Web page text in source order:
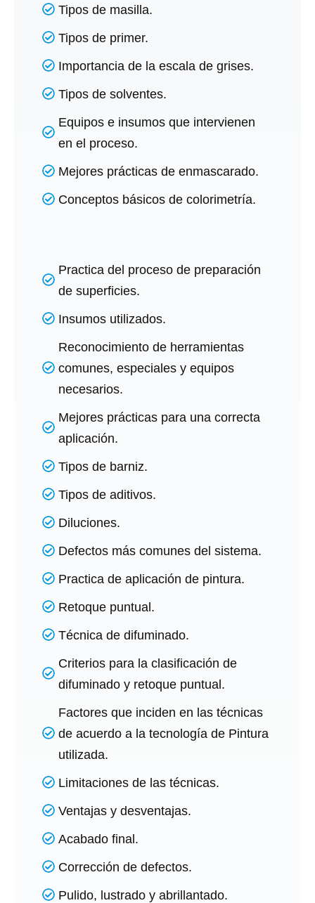
Tipos de masilla.
Tipos de primer.
Importancia de la escala de grises.
Tipos de solventes.
Equipos e insumos que intervienen
en el proceso.
Mejores prácticas de enmascarado.
Conceptos básicos de colorimetría.
Practica del proceso de preparación
de superficies.
Insumos utilizados.
Reconocimiento de herramientas
comunes, especiales y equipos
necesarios.
Mejores prácticas para una correcta
aplicación.
Tipos de barniz.
Tipos de aditivos.
Diluciones.
Defectos más comunes del sistema.
Practica de aplicación de pintura.
Retoque puntual.
Técnica de difuminado.
Criterios para la clasificación de
difuminado y retoque puntual.
Factores que inciden en las técnicas
de acuerdo a la tecnología de Pintura
utilizada.
Limitaciones de las técnicas.
Ventajas y desventajas.
Acabado final.
Corrección de defectos.
Pulido, lustrado y abrillantado.